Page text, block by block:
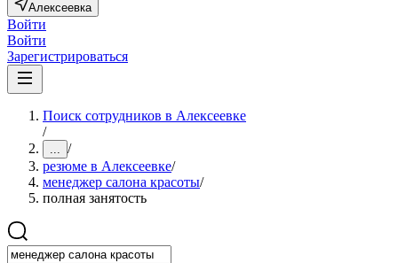
Алексеевка
Войти
Войти
Зарегистрироваться
Поиск сотрудников в Алексеевке
/
... /
резюме в Алексеевке/
менеджер салона красоты/
полная занятость